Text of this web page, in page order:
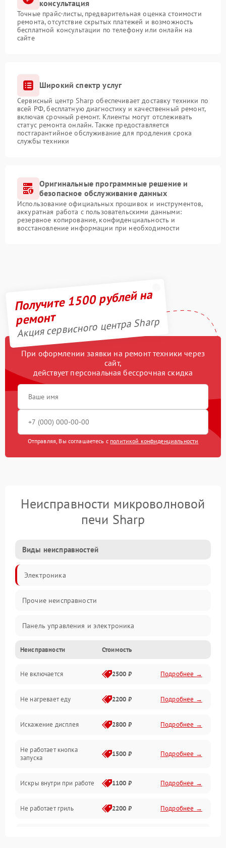
консультация
Точные прайс-листы, предварительная оценка стоимости
ремонта, отсутствие скрытых платежей и возможность
бесплатной консультации по телефону или онлайн на
сайте
Широкий спектр услуг
Сервисный центр Sharp обеспечивает доставку техники по
всей РФ, бесплатную диагностику и качественный ремонт,
включая срочный ремонт. Клиенты могут отслеживать
статус ремонта онлайн. Также предоставляется
постгарантийное обслуживание для продления срока
службы техники
Оригинальные программные решение и
безопасное обслуживание данных
Использование официальных прошивок и инструментов,
аккуратная работа с пользовательскими данными:
резервное копирование, конфиденциальность и
восстановление информации при необходимости
Получите 1500 рублей на
ремонт
Акция сервисного центра Sharp
При оформлении заявки на ремонт техники через
сайт,
действует персональная бессрочная скидка
Отправляя, Вы соглашаетесь с политикой конфиденциальности
Неисправности микроволновой
печи Sharp
Виды неисправностей
Электроника
Прочие неисправности
Панель управления и электроника
Дверца и корпус
Механика и внутренние элементы
Механические повреждения
Питание и запуск
Нагрев и приготовление
Программное обеспечение
Неисправности Стоимость
Не включается 2500 ₽ Подробнее →
Не нагревает еду 2200 ₽ Подробнее →
Искажение дисплея 2800 ₽ Подробнее →
Не работает кнопка
запуска
1500 ₽ Подробнее →
Искры внутри при работе 1100 ₽ Подробнее →
Не работает гриль 2200 ₽ Подробнее →